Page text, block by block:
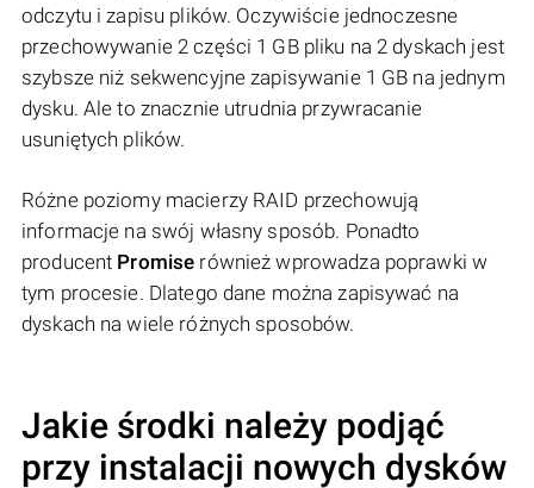
odczytu i zapisu plików. Oczywiście jednoczesne
przechowywanie 2 części 1 GB pliku na 2 dyskach jest
szybsze niż sekwencyjne zapisywanie 1 GB na jednym
dysku. Ale to znacznie utrudnia przywracanie
usuniętych plików.
Różne poziomy macierzy RAID przechowują
informacje na swój własny sposób. Ponadto
producent Promise również wprowadza poprawki w
tym procesie. Dlatego dane można zapisywać na
dyskach na wiele różnych sposobów.
Jakie środki należy podjąć
przy instalacji nowych dysków